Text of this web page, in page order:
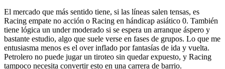
El mercado que más sentido tiene, si las líneas salen tensas, es
Racing empate no acción o Racing en hándicap asiático 0. También
tiene lógica un under moderado si se espera un arranque áspero y
bastante estudio, algo que suele verse en fases de grupos. Lo que me
entusiasma menos es el over inflado por fantasías de ida y vuelta.
Petrolero no puede jugar un tiroteo sin quedar expuesto, y Racing
tampoco necesita convertir esto en una carrera de barrio.